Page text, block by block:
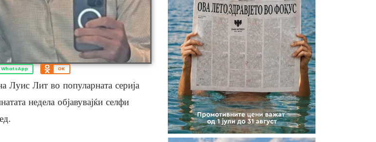
WhatsApp OK
Луис Лит во популарната серија
недела објавувајќи селфи